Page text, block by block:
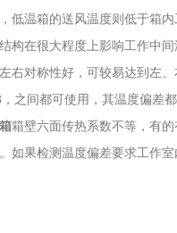
低温箱的送风温度则低于箱
构在很大程度上影响工作中
右对称性好，可较易达到左
之间都可使用，其温度偏差
箱壁六面传热系数不等，有
如果检测温度偏差要求工作